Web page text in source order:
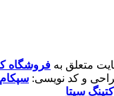
متعلق به فروشگاه
و کد نویسی:
سپتا